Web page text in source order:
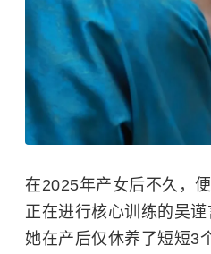
在2025年产女后不久，
正在进行核心训练的吴谨
她在产后仅休养了短短3